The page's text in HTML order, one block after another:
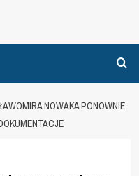
NOWAKA PONOWNIE